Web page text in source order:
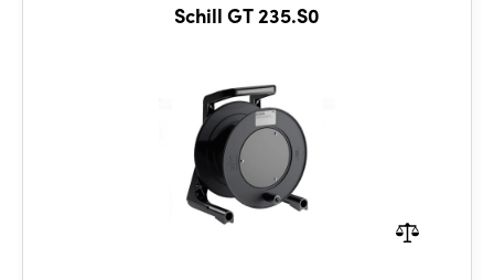
Schill GT 235.S0